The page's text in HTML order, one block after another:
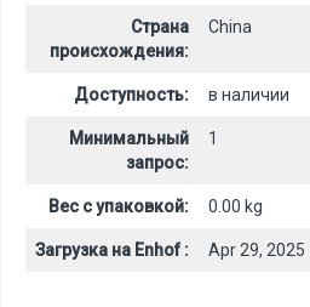
Страна
происхождения:
China
Доступность: в наличии
Минимальный
запрос:
1
Вес с упаковкой: 0.00 kg
Загрузка на Enhof : Apr 29, 2025